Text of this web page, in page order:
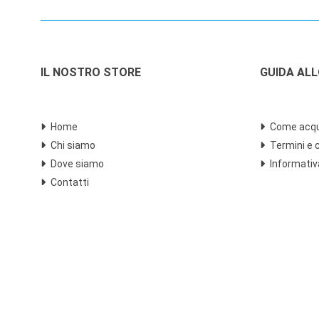
IL NOSTRO STORE
Home
Chi siamo
Dove siamo
Contatti
GUIDA
Come
Termini e